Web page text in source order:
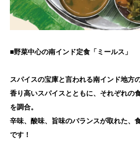
■野菜中心の南インド定食「ミールス」
スパイスの宝庫と言われる南インド地方
香り高いスパイスとともに、それぞれの
を調合。
辛味、酸味、旨味のバランスが取れた、
です！